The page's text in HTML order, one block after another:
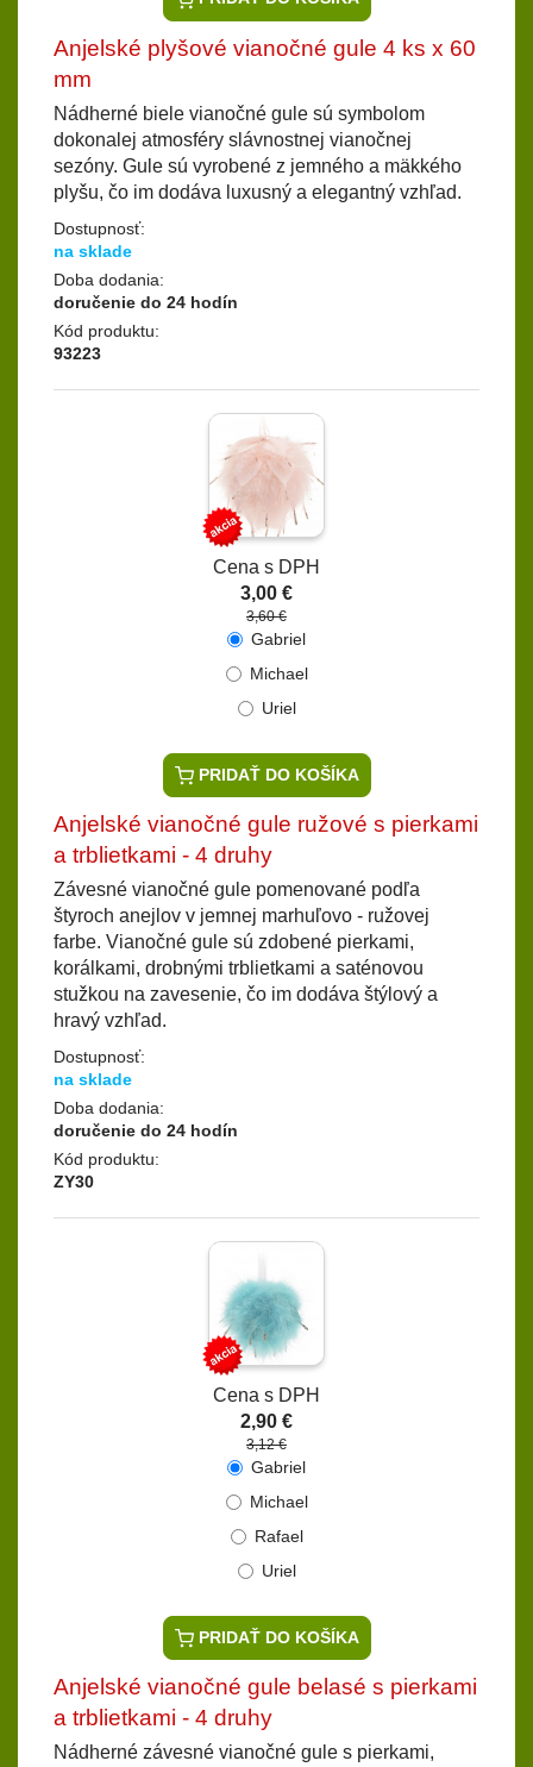
Anjelské plyšové vianočné gule 4 ks x 60
mm
Nádherné biele vianočné gule sú symbolom
dokonalej atmosféry slávnostnej vianočnej
sezóny. Gule sú vyrobené z jemného a mäkkého
plyšu, čo im dodáva luxusný a elegantný vzhľad.
Dostupnosť:
na sklade
Doba dodania:
doručenie do 24 hodín
Kód produktu:
93223
Cena s DPH
3,00 €
3,60 €
Gabriel
Michael
Uriel
PRIDAŤ DO KOŠÍKA
Anjelské vianočné gule ružové s pierkami
a trblietkami - 4 druhy
Závesné vianočné gule pomenované podľa
štyroch anejlov v jemnej marhuľovo - ružovej
farbe. Vianočné gule sú zdobené pierkami,
korálkami, drobnými trblietkami a saténovou
stužkou na zavesenie, čo im dodáva štýlový a
hravý vzhľad.
Dostupnosť:
na sklade
Doba dodania:
doručenie do 24 hodín
Kód produktu:
ZY30
Cena s DPH
2,90 €
3,12 €
Gabriel
Michael
Rafael
Uriel
PRIDAŤ DO KOŠÍKA
Anjelské vianočné gule belasé s pierkami
a trblietkami - 4 druhy
Nádherné závesné vianočné gule s pierkami,